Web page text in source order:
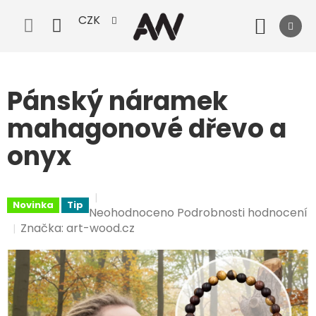
obsah
CZK
Pánský náramek
mahagonové dřevo a
onyx
Novinka Tip Průměrné
hodnocení
je
0,0
z
5
Neohodnoceno Podrobnosti hodnocení
Značka:art-wood.cz